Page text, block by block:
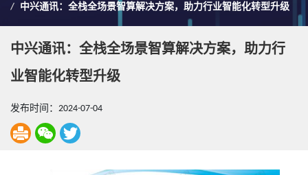
中兴通讯：全栈全场景智算解决方案，助力行业智能化转型升级
中兴通讯：全栈全场景智算解决方案，助力行
业智能化转型升级
发布时间：2024-07-04